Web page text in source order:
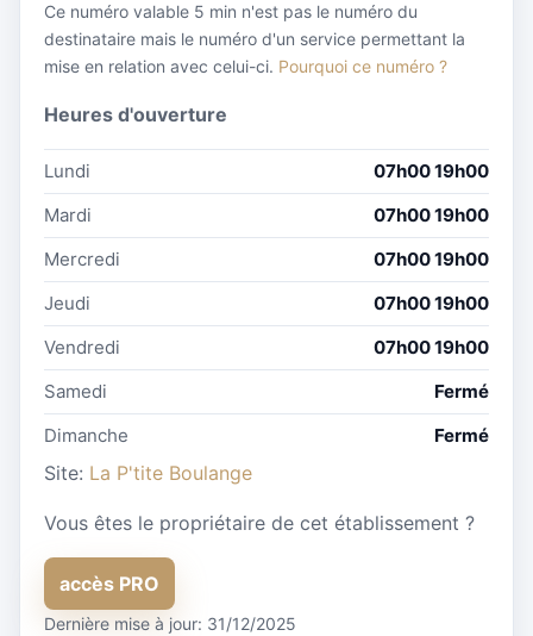
Ce numéro valable 5 min n'est pas le numéro du
destinataire mais le numéro d'un service permettant la
mise en relation avec celui-ci. Pourquoi ce numéro ?
Heures d'ouverture
Lundi
07h00 19h00
Mardi
07h00 19h00
Mercredi
07h00 19h00
Jeudi
07h00 19h00
Vendredi
07h00 19h00
Samedi
Fermé
Dimanche
Fermé
Site: La P'tite Boulange
Vous êtes le propriétaire de cet établissement ?
accès PRO
Dernière mise à jour: 31/12/2025